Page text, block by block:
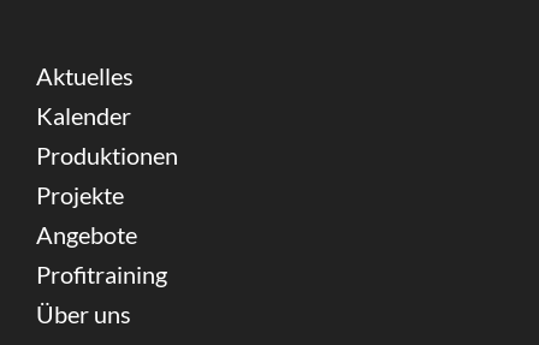
Aktuelles
Kalender
Produktionen
Projekte
Angebote
Profitraining
Über uns